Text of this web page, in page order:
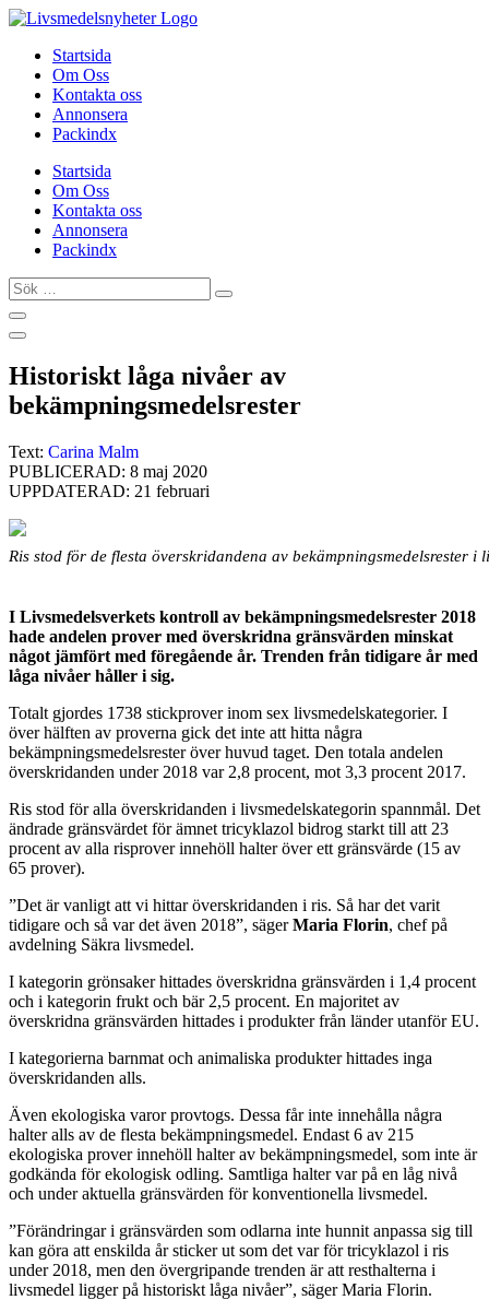
Hoppa
innehållStartsida
Om Oss
Kontakta oss
Annonsera
Packindx
Startsida
Om Oss
Kontakta oss
Annonsera
Packindx
Sök
…
Historiskt låga nivåer av
bekämpningsmedelsrester
Text: Carina Malm
PUBLICERAD: 8 maj 2020
UPPDATERAD: 21 februari
Ris stod för de flesta överskridandena av bekämpningsmedelsrester i
I Livsmedelsverkets kontroll av bekämpningsmedelsrester 2018
hade andelen prover med överskridna gränsvärden minskat
något jämfört med föregående år. Trenden från tidigare år med
låga nivåer håller i sig.
Totalt gjordes 1738 stickprover inom sex livsmedelskategorier. I
över hälften av proverna gick det inte att hitta några
bekämpningsmedelsrester över huvud taget. Den totala andelen
överskridanden under 2018 var 2,8 procent, mot 3,3 procent 2017.
Ris stod för alla överskridanden i livsmedelskategorin spannmål. Det
ändrade gränsvärdet för ämnet tricyklazol bidrog starkt till att 23
procent av alla risprover innehöll halter över ett gränsvärde (15 av
65 prover).
”Det är vanligt att vi hittar överskridanden i ris. Så har det varit
tidigare och så var det även 2018”, sägerMaria Florin, chef på
avdelning Säkra livsmedel.
I kategorin grönsaker hittades överskridna gränsvärden i 1,4 procent
och i kategorin frukt och bär 2,5 procent. En majoritet av
överskridna gränsvärden hittades i produkter från länder utanför EU.
I kategorierna barnmat och animaliska produkter hittades inga
överskridanden alls.
Även ekologiska varor provtogs. Dessa får inte innehålla några
halter alls av de flesta bekämpningsmedel. Endast 6 av 215
ekologiska prover innehöll halter av bekämpningsmedel, som inte är
godkända för ekologisk odling. Samtliga halter var på en låg nivå
och under aktuella gränsvärden för konventionella livsmedel.
”Förändringar i gränsvärden som odlarna inte hunnit anpassa sig till
kan göra att enskilda år sticker ut som det var för tricyklazol i ris
under 2018, men den övergripande trenden är att resthalterna i
livsmedel ligger på historiskt låga nivåer”, säger Maria Florin.